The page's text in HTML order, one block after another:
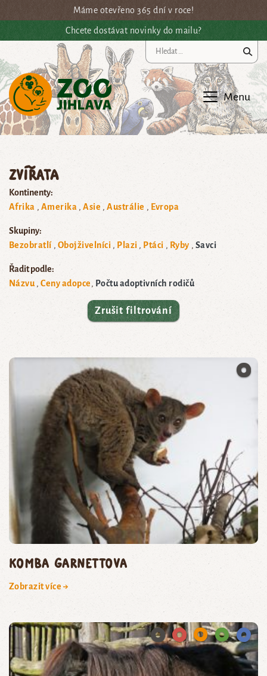
Přejít na hlavní obsahMáme otevřeno 365 dní v roce!
Chcete dostávat novinky do mailu?
Menu
Zvířata
Kontinenty:
Afrika
Amerika Asie Austrálie Evropa
Skupiny:
Bezobratlí
Obojživelníci Plazi Ptáci Ryby Savci
Řadit podle:
Názvu
Ceny adopce Počtu adoptivních rodičů
Zrušit filtrování
komba Garnettova
Zobrazit více →